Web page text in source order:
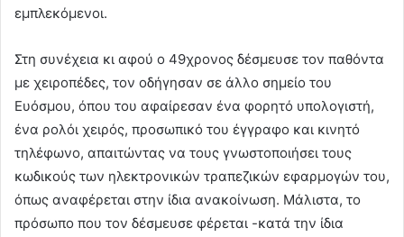
εμπλεκόμενοι.
Στη συνέχεια κι αφού ο 49χρονος δέσμευσε τον παθόντα
με χειροπέδες, τον οδήγησαν σε άλλο σημείο του
Ευόσμου, όπου του αφαίρεσαν ένα φορητό υπολογιστή,
ένα ρολόι χειρός, προσωπικό του έγγραφο και κινητό
τηλέφωνο, απαιτώντας να τους γνωστοποιήσει τους
κωδικούς των ηλεκτρονικών τραπεζικών εφαρμογών του,
όπως αναφέρεται στην ίδια ανακοίνωση. Μάλιστα, το
πρόσωπο που τον δέσμευσε φέρεται -κατά την ίδια